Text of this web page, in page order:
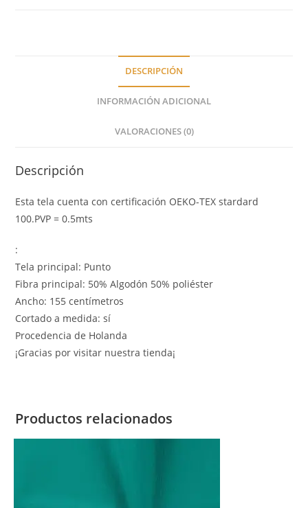
DESCRIPCIÓN
INFORMACIÓN ADICIONAL
VALORACIONES (0)
Descripción
Esta tela cuenta con certificación OEKO-TEX stardard
100.PVP = 0.5mts
:
Tela principal: Punto
Fibra principal: 50% Algodón 50% poliéster
Ancho: 155 centímetros
Cortado a medida: sí
Procedencia de Holanda
¡Gracias por visitar nuestra tienda¡
Productos relacionados